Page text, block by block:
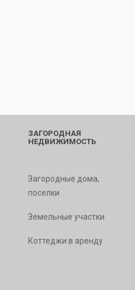
ЗАГОРОДНАЯ
НЕДВИЖИМОСТЬ
Загородные дома,
поселки
Земельные участки
Коттеджи в аренду